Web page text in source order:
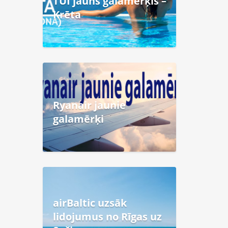
Krēta
Ryanair jaunie
galamērķi
airBaltic uzsāk
lidojumus no Rīgas uz